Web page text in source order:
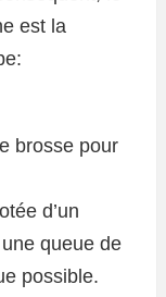
est la
brosse pour
d’un
queue de
possible.